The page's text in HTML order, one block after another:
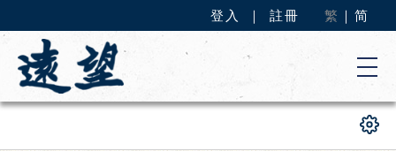
登入 註冊 繁 简